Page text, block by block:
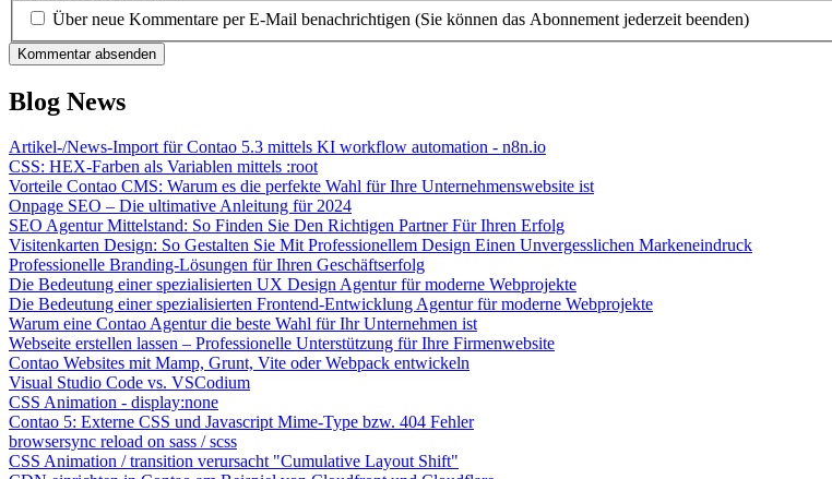
Über neue Kommentare per E-Mail benachrichtigen (Sie können das Abonnement jederzeit beenden)
Kommentar absenden
Blog News
Artikel-/News-Import für Contao 5.3 mittels KI workflow automation - n8n.io
CSS: HEX-Farben als Variablen mittels :root
Vorteile Contao CMS: Warum es die perfekte Wahl für Ihre Unternehmenswebsite ist
Onpage SEO – Die ultimative Anleitung für 2024
SEO Agentur Mittelstand: So Finden Sie Den Richtigen Partner Für Ihren Erfolg
Visitenkarten Design: So Gestalten Sie Mit Professionellem Design Einen Unvergesslichen Markeneindruck
Professionelle Branding-Lösungen für Ihren Geschäftserfolg
Die Bedeutung einer spezialisierten UX Design Agentur für moderne Webprojekte
Die Bedeutung einer spezialisierten Frontend-Entwicklung Agentur für moderne Webprojekte
Warum eine Contao Agentur die beste Wahl für Ihr Unternehmen ist
Webseite erstellen lassen – Professionelle Unterstützung für Ihre Firmenwebsite
Contao Websites mit Mamp, Grunt, Vite oder Webpack entwickeln
Visual Studio Code vs. VSCodium
CSS Animation - display:none
Contao 5: Externe CSS und Javascript Mime-Type bzw. 404 Fehler
browsersync reload on sass / scss
CSS Animation / transition verursacht "Cumulative Layout Shift"